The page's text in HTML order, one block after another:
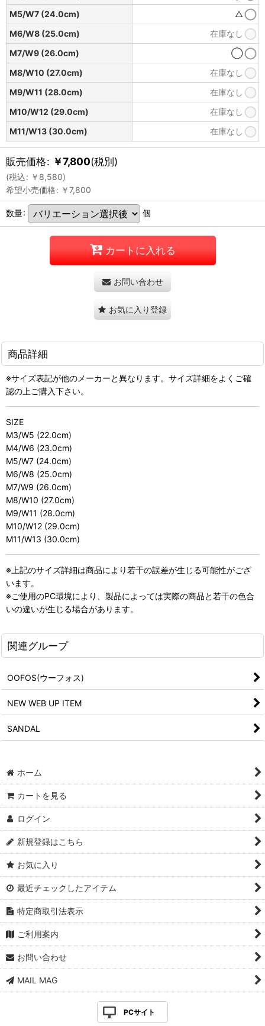
M5/W7 (24.0cm)
△
M6/W8 (25.0cm)
在庫なし
M7/W9 (26.0cm)
◯
M8/W10 (27.0cm)
在庫なし
M9/W11 (28.0cm)
在庫なし
M10/W12 (29.0cm)
在庫なし
M11/W13 (30.0cm)
在庫なし
販売価格: ￥7,800(税別)
(税込: ￥ 8,580)
希望小売価格: ￥7,800
数量: 個
カートに入れる
お問い合わせ
お気に入り登録
商品詳細
※サイズ表記が他のメーカーと異なります。サイズ詳細をよくご確
認の上ご購入下さい。
SIZE
M3/W5 (22.0cm)
M4/W6 (23.0cm)
M5/W7 (24.0cm)
M6/W8 (25.0cm)
M7/W9 (26.0cm)
M8/W10 (27.0cm)
M9/W11 (28.0cm)
M10/W12 (29.0cm)
M11/W13 (30.0cm)
※上記のサイズ詳細は商品により若干の誤差が生じる可能性がござ
います。
※ご使用のPC環境により、製品によっては実際の商品と若干の色合
いの違いが生じる場合があります。
関連グループ
OOFOS(ウーフォス)
NEW WEB UP ITEM
SANDAL
ホーム
カートを見る
ログイン
新規登録はこちら
お気に入り
最近チェックしたアイテム
特定商取引法表示
ご利用案内
お問い合わせ
MAIL MAG
PCサイト